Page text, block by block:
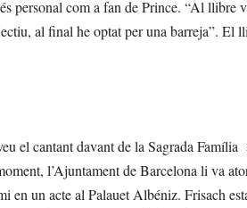
personal com a fan de Prince. “Al llibre
al final he optat per una barreja”. El
el cantant davant de la Sagrada
l’Ajuntament de Barcelona li va
un acte al Palauet Albéniz. Frisach